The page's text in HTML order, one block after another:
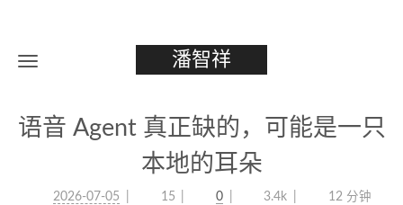
潘智祥
语音 Agent 真正缺的，可能是一只
本地的耳朵
2026-07-05 15 0 3.4k 12 分钟